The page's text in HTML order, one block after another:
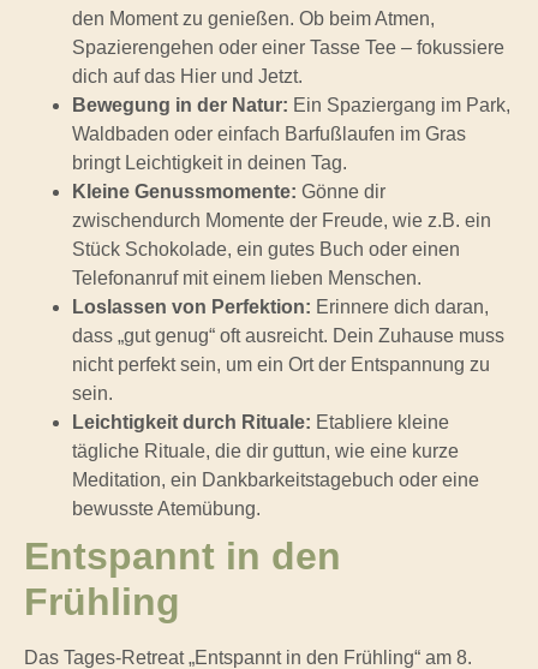
den Moment zu genießen. Ob beim Atmen,
Spazierengehen oder einer Tasse Tee – fokussiere
dich auf das Hier und Jetzt.
Bewegung in der Natur: Ein Spaziergang im Park,
Waldbaden oder einfach Barfußlaufen im Gras
bringt Leichtigkeit in deinen Tag.
Kleine Genussmomente: Gönne dir
zwischendurch Momente der Freude, wie z.B. ein
Stück Schokolade, ein gutes Buch oder einen
Telefonanruf mit einem lieben Menschen.
Loslassen von Perfektion: Erinnere dich daran,
dass „gut genug“ oft ausreicht. Dein Zuhause muss
nicht perfekt sein, um ein Ort der Entspannung zu
sein.
Leichtigkeit durch Rituale: Etabliere kleine
tägliche Rituale, die dir guttun, wie eine kurze
Meditation, ein Dankbarkeitstagebuch oder eine
bewusste Atemübung.
Entspannt in den
Frühling
Das Tages-Retreat „Entspannt in den Frühling“ am 8.